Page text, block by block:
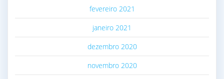
fevereiro 2021
janeiro 2021
dezembro 2020
novembro 2020